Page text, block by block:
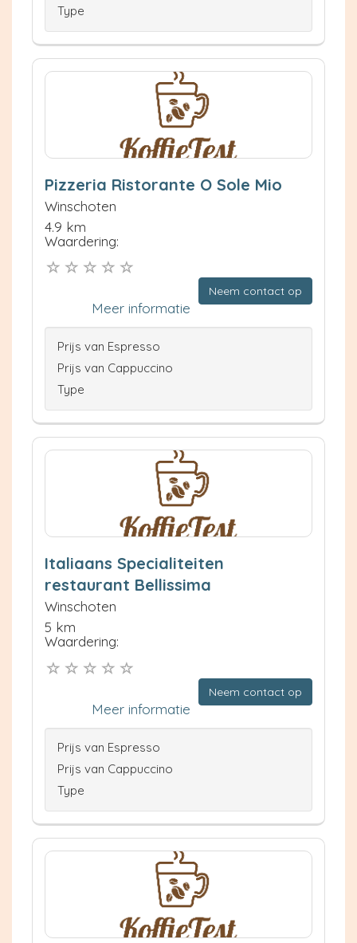
Type
Pizzeria Ristorante O Sole Mio
Winschoten
4.9 km
Waardering:
Neem contact op
Meer informatie
Prijs van Espresso
Prijs van Cappuccino
Type
Italiaans Specialiteiten
restaurant Bellissima
Winschoten
5 km
Waardering:
Neem contact op
Meer informatie
Prijs van Espresso
Prijs van Cappuccino
Type